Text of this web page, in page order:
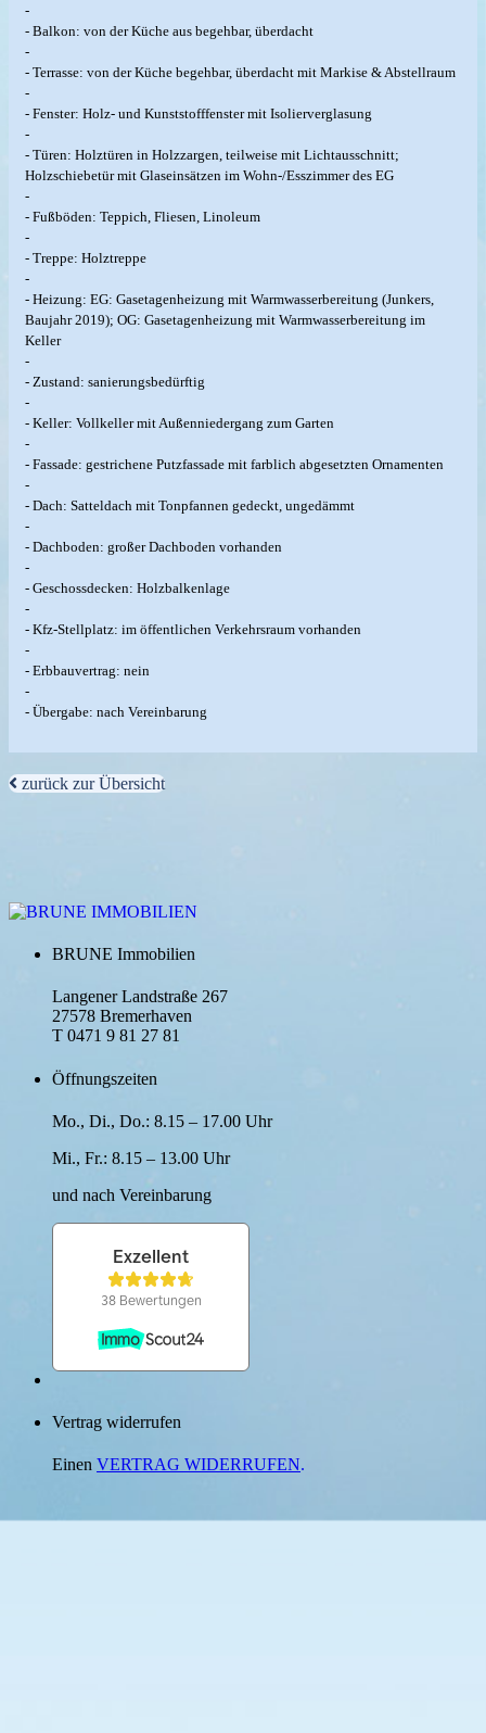
-
- Balkon: von der Küche aus begehbar, überdacht
-
- Terrasse: von der Küche begehbar, überdacht mit Markise & Abstellraum
-
- Fenster: Holz- und Kunststofffenster mit Isolierverglasung
-
- Türen: Holztüren in Holzzargen, teilweise mit Lichtausschnitt;
Holzschiebetür mit Glaseinsätzen im Wohn-/Esszimmer des EG
-
- Fußböden: Teppich, Fliesen, Linoleum
-
- Treppe: Holztreppe
-
- Heizung: EG: Gasetagenheizung mit Warmwasserbereitung (Junkers,
Baujahr 2019); OG: Gasetagenheizung mit Warmwasserbereitung im
Keller
-
- Zustand: sanierungsbedürftig
-
- Keller: Vollkeller mit Außenniedergang zum Garten
-
- Fassade: gestrichene Putzfassade mit farblich abgesetzten Ornamenten
-
- Dach: Satteldach mit Tonpfannen gedeckt, ungedämmt
-
- Dachboden: großer Dachboden vorhanden
-
- Geschossdecken: Holzbalkenlage
-
- Kfz-Stellplatz: im öffentlichen Verkehrsraum vorhanden
-
- Erbbauvertrag: nein
-
- Übergabe: nach Vereinbarung
zurück zur Übersicht
BRUNE Immobilien
Langener Landstraße 267
27578 Bremerhaven
T 0471 9 81 27 81
Öffnungszeiten
Mo., Di., Do.: 8.15 – 17.00 Uhr
Mi., Fr.: 8.15 – 13.00 Uhr
und nach Verein­barung
Vertrag widerrufen
Einen VERTRAG WIDERRUFEN.